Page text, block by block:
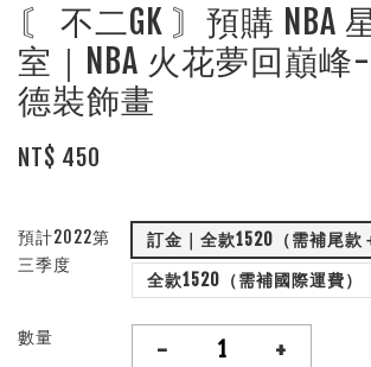
〘 不二GK 〙預購 NBA
室｜NBA 火花夢回巔
德裝飾畫
NT$ 450
預計2022第
三季度
訂金｜全款1520（需補尾款
全款1520（需補國際運費）
數量 - +